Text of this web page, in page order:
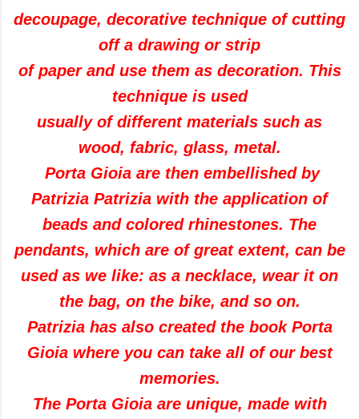
decoupage, decorative technique of cutting
off a drawing orstrip
of paper and use them as decoration. This
technique is used
usuallyofdifferent materials such as
wood, fabric, glass, metal.
Porta Gioia are then embellished by
Patrizia Patrizia with the application of
beads and colored rhinestones. The
pendants, which are of great extent, can be
used as we like: as a necklace, wear it on
the bag, on the bike, and so on.
Patrizia has also createdthe book Porta
Gioia where you can take all of our best
memories.
The Porta Gioia are unique, made with